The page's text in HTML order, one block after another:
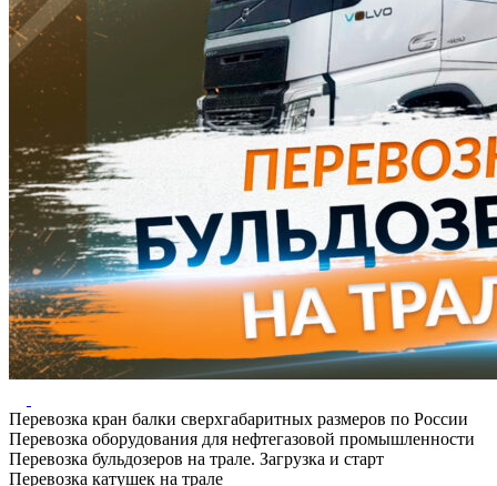
Перевозка кран балки сверхгабаритных размеров по России
Перевозка оборудования для нефтегазовой промышленности
Перевозка бульдозеров на трале. Загрузка и старт
Перевозка катушек на трале